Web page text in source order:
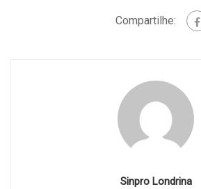
Compartilhe:
Sinpro Londrina